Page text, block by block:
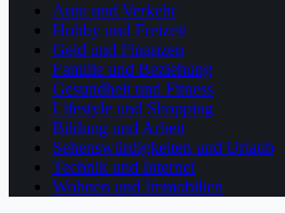
Auto und Verkehr
Hobby und Freizeit
Geld und Finanzen
Familie und Beziehung
Gesundheit und Fitness
Lifestyle und Shopping
Bildung und Arbeit
Sehenswürdigkeiten und Urlaub
Technik und Internet
Wohnen und Immobilien